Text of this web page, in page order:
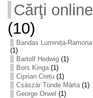
Cărţi online
(10)
Bandas Luminița-Ramona
(1)
Bartolf Hedwig(1)
Bors Kinga(1)
Ciprian Crețu(1)
Császár Tünde Márta(1)
George Orwel (1)